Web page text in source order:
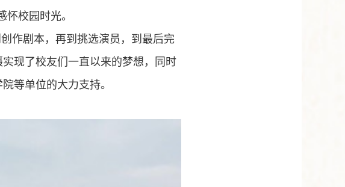
校园时光。
作剧本，再到挑选演员，到最后完
现了校友们一直以来的梦想，同时
等单位的大力支持。